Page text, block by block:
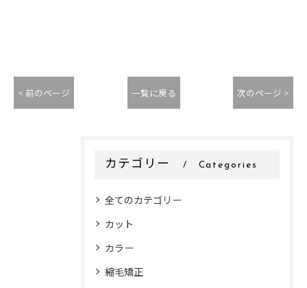
< 前のページ 一覧に戻る 次のページ >
カテゴリー Categories
全てのカテゴリー
カット
カラー
縮毛矯正